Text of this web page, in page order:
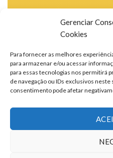
Gerenciar
Cookies
Para fornecer as melhores
para armazenar e/ou acessar
para essas tecnologias nos permitirá
de navegação ou IDs exclusivos
consentimento pode afetar